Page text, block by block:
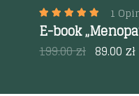
1
E-book
199.00zł 89.00zł